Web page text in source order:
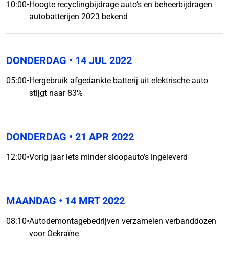
10:00•Hoogte recyclingbijdrage auto’s en beheerbijdragen
autobatterijen 2023 bekend
DONDERDAG • 14 JUL 2022
05:00•Hergebruik afgedankte batterij uit elektrische auto
stijgt naar 83%
DONDERDAG • 21 APR 2022
12:00•Vorig jaar iets minder sloopauto’s ingeleverd
MAANDAG • 14 MRT 2022
08:10•Autodemontagebedrijven verzamelen verbanddozen
voor Oekraïne